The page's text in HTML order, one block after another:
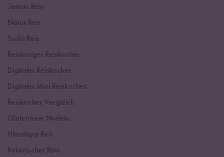
Jasmin Reis
Natur Reis
Sushi Reis
Reishunger Reiskocher
Digitaler Reiskocher
Digitaler Mini Reiskocher
Reiskocher Vergleich
Glutenfreie Nudeln
Himalaya Reis
Italienischer Reis